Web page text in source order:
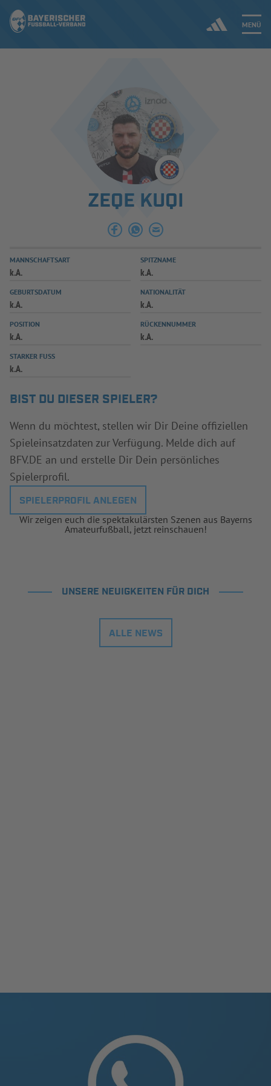
MENÜ
ERGEBNISSE & WETTBEWERBE
SPIELBETRIEB & VERBANDSLEBEN
AUSBILDUNG & FÖRDERUNG
SPIELPLUS
ZEQE KUQI
MANNSCHAFTSART
k.A.
SPITZNAME
k.A.
GEBURTSDATUM
k.A.
NATIONALITÄT
k.A.
POSITION
k.A.
RÜCKENNUMMER
k.A.
STARKER FUSS
k.A.
BIST DU DIESER SPIELER?
Wenn du möchtest, stellen wir Dir Deine offiziellen
Spieleinsatzdaten zur Verfügung. Melde dich auf
BFV.DE an und erstelle Dir Dein persönliches
Spielerprofil.
SPIELERPROFIL ANLEGEN
Wir zeigen euch die spektakulärsten Szenen aus Bayerns
Amateurfußball, jetzt reinschauen!
UNSERE NEUIGKEITEN FÜR DICH
ALLE NEWS